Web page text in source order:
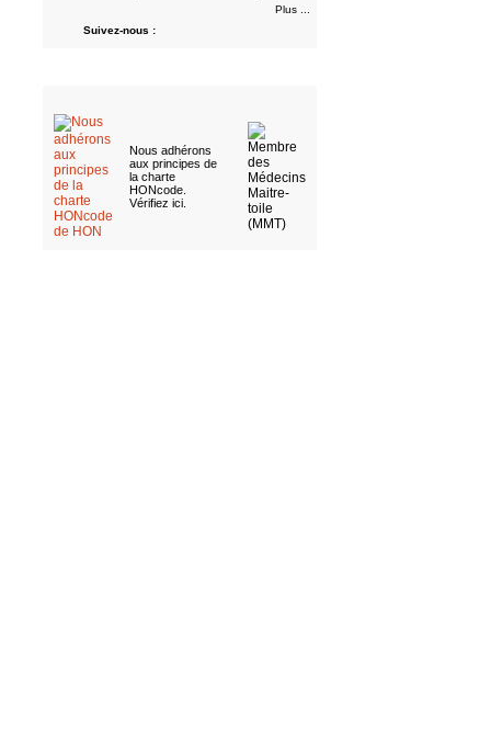
Plus ...
Suivez-nous :
Nous adhérons
aux principes de
la charte
HONcode.
Vérifiez ici.